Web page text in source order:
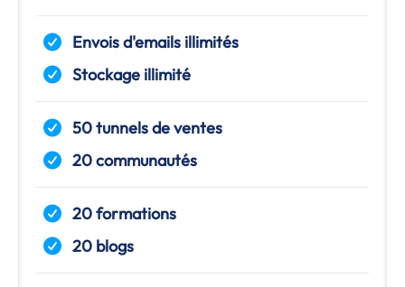
Envois d'emails illimités
Stockage illimité
50 tunnels de ventes
20 communautés
20 formations
20 blogs